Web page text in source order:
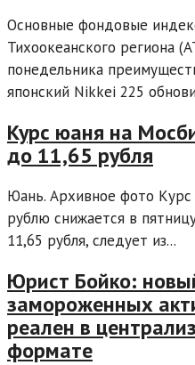
Основные фондовые
Тихоокеанского региона
понедельника
японский Nikkei 225
Курс юаня на
до 11,65 рубля
Юань. Архивное фото
рублю снижается в
11,65 рубля, следует из...
Юрист Бойко:
замороженных
реален в
формате